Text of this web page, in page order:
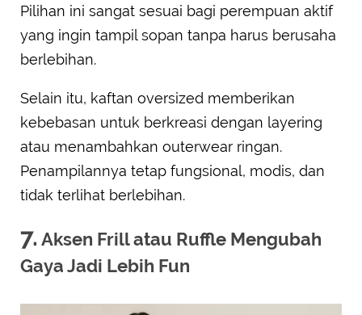
Pilihan ini sangat sesuai bagi perempuan aktif
yang ingin tampil sopan tanpa harus berusaha
berlebihan.
Selain itu, kaftan oversized memberikan
kebebasan untuk berkreasi dengan layering
atau menambahkan outerwear ringan.
Penampilannya tetap fungsional, modis, dan
tidak terlihat berlebihan.
7. Aksen Frill atau Ruffle Mengubah
Gaya Jadi Lebih Fun